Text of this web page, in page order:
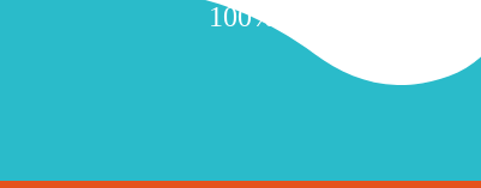
100% ασφάλεια!